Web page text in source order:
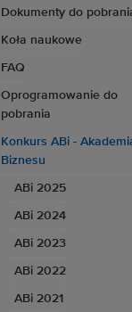
Dokumenty do
Koła naukowe
FAQ
Oprogramowanie do
pobrania
Konkurs ABi -
Biznesu
ABi 2025
ABi 2024
ABi 2023
ABi 2022
ABi 2021